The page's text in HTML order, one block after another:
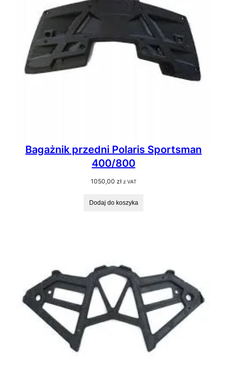
Bagażnik przedni Polaris Sportsman
400/800
1050,00 zł z VAT
Dodaj do koszyka